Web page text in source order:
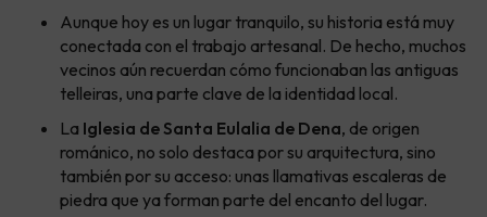
Aunque hoy es un lugar tranquilo, su historia está muy
conectada con el trabajo artesanal. De hecho, muchos
vecinos aún recuerdan cómo funcionaban las antiguas
telleiras, una parte clave de la identidad local.
La Iglesia de Santa Eulalia de Dena, de origen
románico, no solo destaca por su arquitectura, sino
también por su acceso: unas llamativas escaleras de
piedra que ya forman parte del encanto del lugar.